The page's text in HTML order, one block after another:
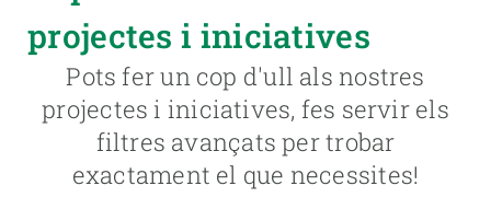
projectes i iniciatives
Pots fer un cop d'ull als nostres
projectes i iniciatives, fes servir els
filtres avançats per trobar
exactament el que necessites!
responsive
Responsive
menu
SOBRE NOSALTRES